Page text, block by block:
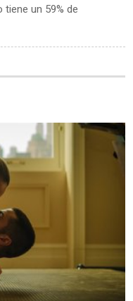
tiene un 59% de